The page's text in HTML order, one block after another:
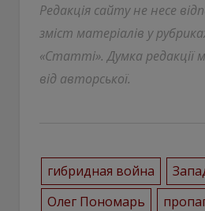
Редакція сайту не несе
зміст матеріалів у
«Статті». Думка редакції
від авторської.
гибридная война
Олег Пономарь